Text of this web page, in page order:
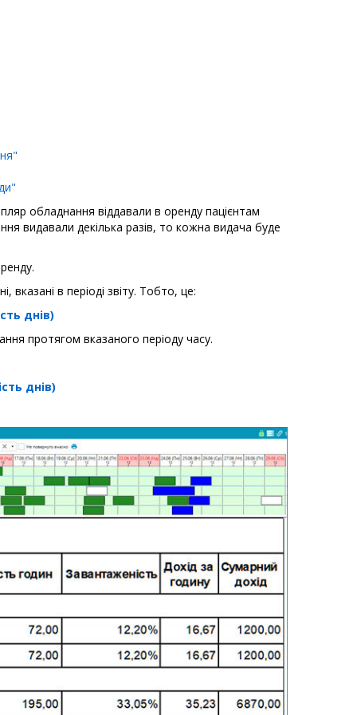
обладнання віддавали в оренду пацієнтам
видавали декілька разів, то кожна видача буде
вказані в періоді звіту. Тобто, це:
днів)
протягом вказаного періоду часу.
днів)